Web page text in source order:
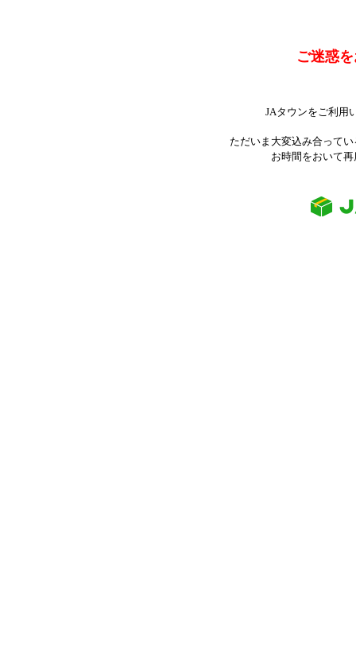
ご迷惑
JAタウンをご利用
ただいま大変込み合って
お時間をおいて